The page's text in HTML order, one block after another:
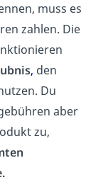
muss es
zahlen. Die
, den
Du
aber
zu,